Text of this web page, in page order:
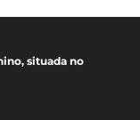
situada no